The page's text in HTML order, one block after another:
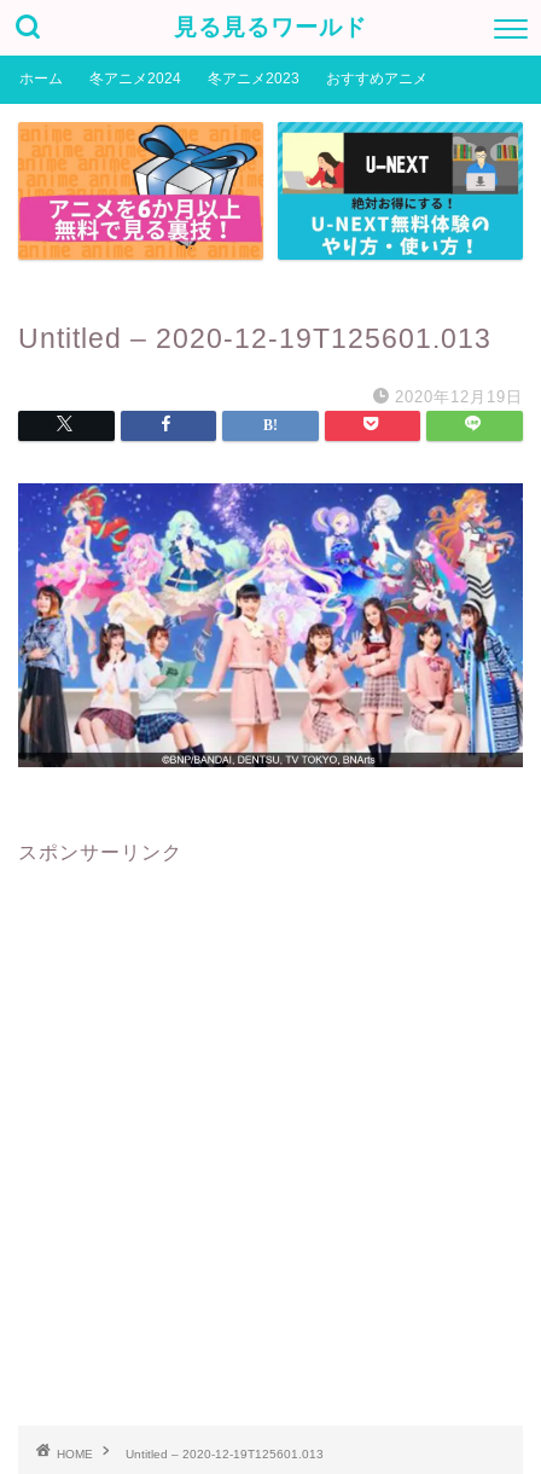
見る見るワールド
ホーム 冬アニメ2024 冬アニメ2023 おすすめアニメ
Untitled – 2020-12-19T125601.013
2020年12月19日
スポンサーリンク
HOME Untitled – 2020-12-19T125601.013